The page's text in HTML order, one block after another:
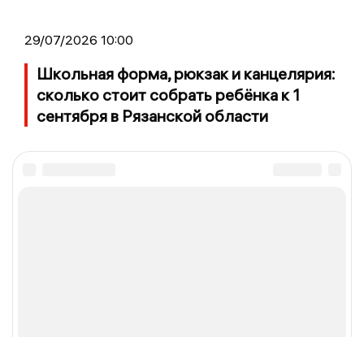
29/07/2026 10:00
Школьная форма, рюкзак и канцелярия:
сколько стоит собрать ребёнка к 1
сентября в Рязанской области